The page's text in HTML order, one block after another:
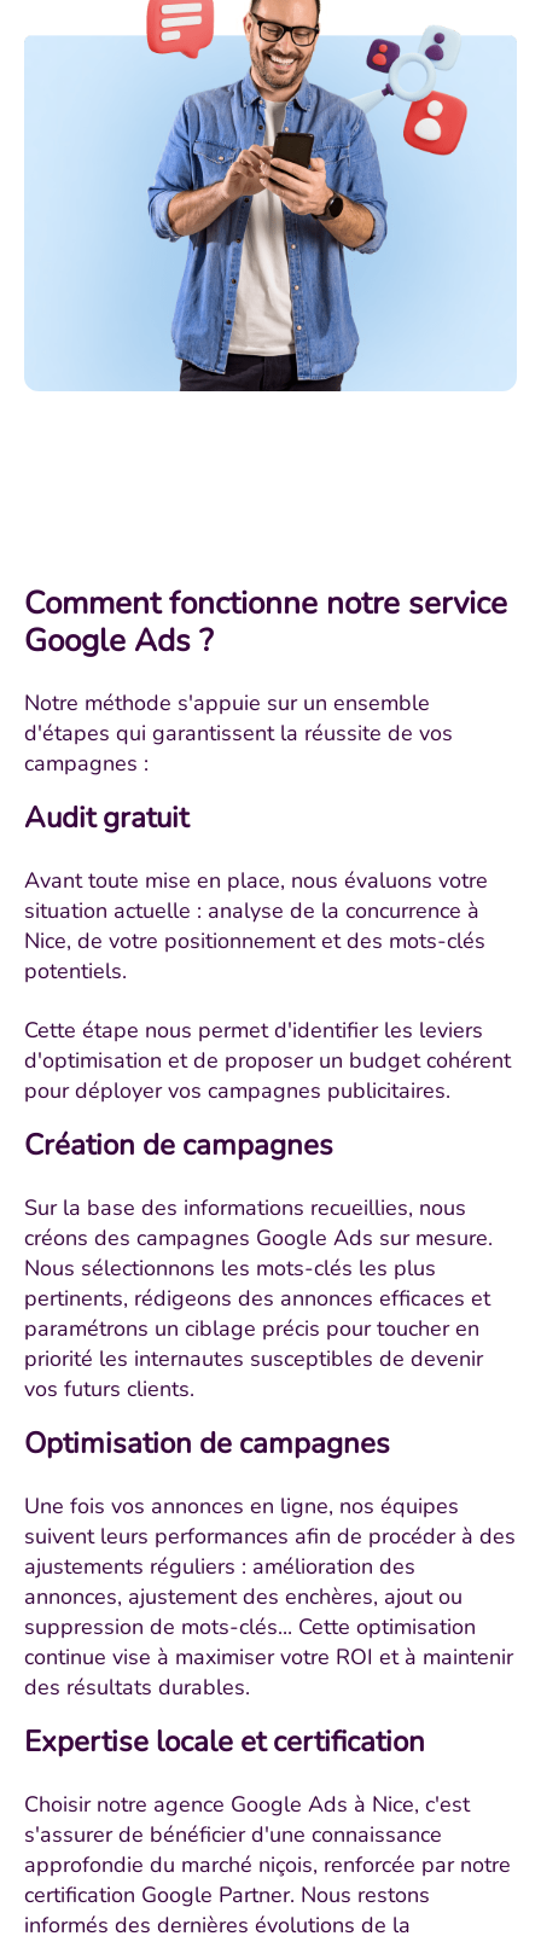
Comment fonctionne notre service
Google Ads ?
Notre méthode s'appuie sur un ensemble
d'étapes qui garantissent la réussite de vos
campagnes :
Audit gratuit
Avant toute mise en place, nous évaluons votre
situation actuelle : analyse de la concurrence à
Nice, de votre positionnement et des mots-clés
potentiels.
Cette étape nous permet d'identifier les leviers
d'optimisation et de proposer un budget cohérent
pour déployer vos campagnes publicitaires.
Création de campagnes
Sur la base des informations recueillies, nous
créons des campagnes Google Ads sur mesure.
Nous sélectionnons les mots-clés les plus
pertinents, rédigeons des annonces efficaces et
paramétrons un ciblage précis pour toucher en
priorité les internautes susceptibles de devenir
vos futurs clients.
Optimisation de campagnes
Une fois vos annonces en ligne, nos équipes
suivent leurs performances afin de procéder à des
ajustements réguliers : amélioration des
annonces, ajustement des enchères, ajout ou
suppression de mots-clés... Cette optimisation
continue vise à maximiser votre ROI et à maintenir
des résultats durables.
Expertise locale et certification
Choisir notre agence Google Ads à Nice, c'est
s'assurer de bénéficier d'une connaissance
approfondie du marché niçois, renforcée par notre
certification Google Partner. Nous restons
informés des dernières évolutions de la